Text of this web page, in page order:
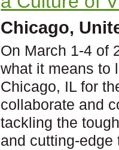
Chicago,
On March 1-4 of
what it means to
Chicago, IL for
collaborate and
tackling the
and cutting-edge